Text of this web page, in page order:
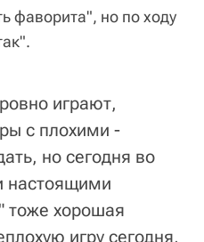
фаворита", но по ходу
играют,
с плохими -
но сегодня во
настоящими
тоже хорошая
игру сегодня,